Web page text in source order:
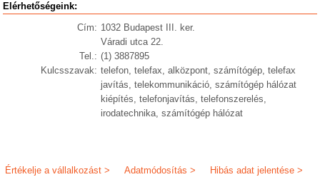
Elérhetőségeink:
Cím: 1032 Budapest III. ker.
Váradi utca 22.
Tel.: (1) 3887895
Kulcsszavak: telefon, telefax, alközpont, számítógép, telefax
javítás, telekommunikáció, számítógép hálózat
kiépítés, telefonjavítás, telefonszerelés,
irodatechnika, számítógép hálózat
Hibás adat jelentése >
Adatmódosítás >
Értékelje a vállalkozást >